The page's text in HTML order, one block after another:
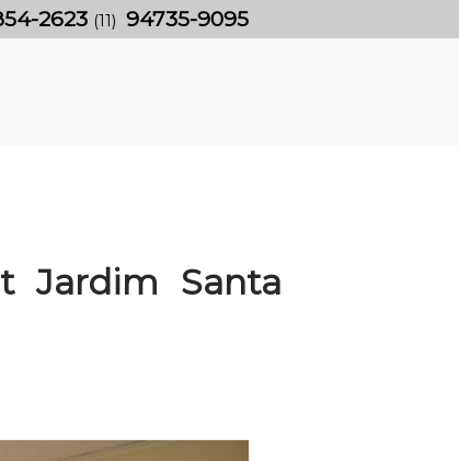
2623 (11) 94735-9095
Jardim Santa